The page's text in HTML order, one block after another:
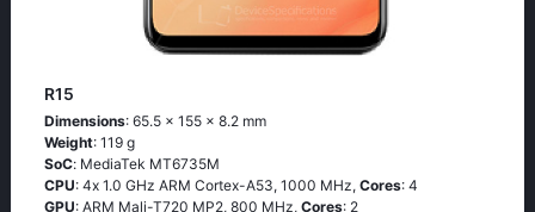
R15
Dimensions: 65.5 x 155 x 8.2 mm
Weight: 119 g
SoC: МеdiаТеk МТ6735М
CPU: 4х 1.0 GНz АRМ Соrtех-А53, 1000 MHz, Cores: 4
GPU: ARM Mali-T720 MP2, 800 MHz, Cores: 2